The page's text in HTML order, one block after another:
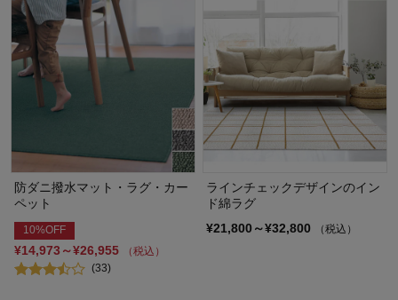
防ダニ撥水マット・ラグ・カー
ペット
10%OFF
¥14,973～¥26,955
（税込）
(33)
ラインチェックデザインのイン
ド綿ラグ
¥21,800～¥32,800
（税込）